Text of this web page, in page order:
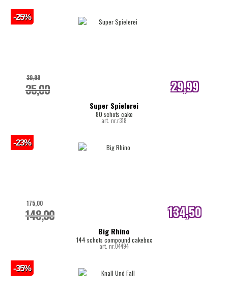
Super Spielerei
80 schots cake
art. nr.r318
35,00
39,99 29,99
internetprijs
-25%
Big Rhino
144 schots compound cakebox
art. nr.04494
148,00
175,00 134,50
internetprijs
-23%
-35%